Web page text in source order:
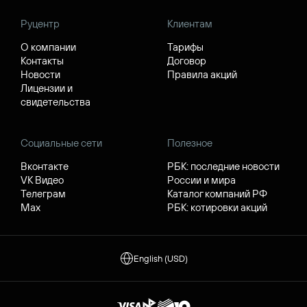
Руцентр
О компании
Контакты
Новости
Лицензии и
свидетельства
Клиентам
Тарифы
Договор
Правила акций
Социальные сети
Вконтакте
VK Видео
Телеграм
Max
Полезное
РБК: последние новости
России и мира
Каталог компаний РФ
РБК: котировки акций
English (USD)